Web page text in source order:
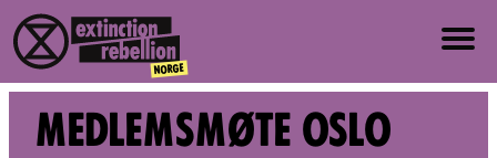
ABOUT US
MEDLEMSMØTE OSLO